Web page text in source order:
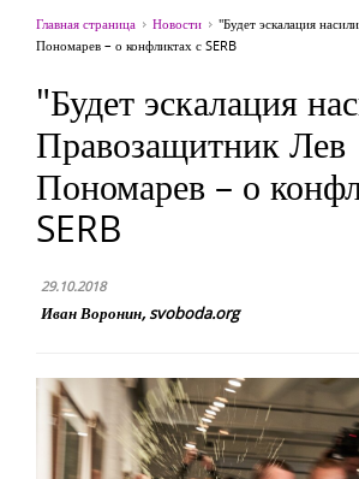
Главная страница Новости
"Будет эскалация
Пономарев – о конфликтах с SERB
"Будет эскалация
Правозащитник Лев
Пономарев – о
SERB
29.10.2018
Иван Воронин, svoboda.org